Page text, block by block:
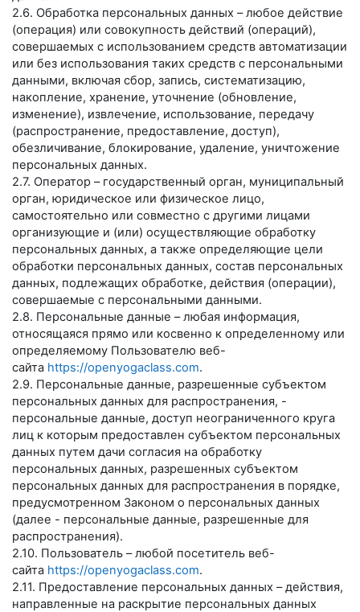
2.6. Обработка персональных данных – любое действие
(операция) или совокупность действий (операций),
совершаемых с использованием средств автоматизации
или без использования таких средств с персональными
данными, включая сбор, запись, систематизацию,
накопление, хранение, уточнение (обновление,
изменение), извлечение, использование, передачу
(распространение, предоставление, доступ),
обезличивание, блокирование, удаление, уничтожение
персональных данных.
2.7. Оператор – государственный орган, муниципальный
орган, юридическое или физическое лицо,
самостоятельно или совместно с другими лицами
организующие и (или) осуществляющие обработку
персональных данных, а также определяющие цели
обработки персональных данных, состав персональных
данных, подлежащих обработке, действия (операции),
совершаемые с персональными данными.
2.8. Персональные данные – любая информация,
относящаяся прямо или косвенно к определенному или
определяемому Пользователю веб-
сайта https://openyogaclass.com.
2.9. Персональные данные, разрешенные субъектом
персональных данных для распространения, -
персональные данные, доступ неограниченного круга
лиц к которым предоставлен субъектом персональных
данных путем дачи согласия на обработку
персональных данных, разрешенных субъектом
персональных данных для распространения в порядке,
предусмотренном Законом о персональных данных
(далее - персональные данные, разрешенные для
распространения).
2.10. Пользователь – любой посетитель веб-
сайта https://openyogaclass.com.
2.11. Предоставление персональных данных – действия,
направленные на раскрытие персональных данных